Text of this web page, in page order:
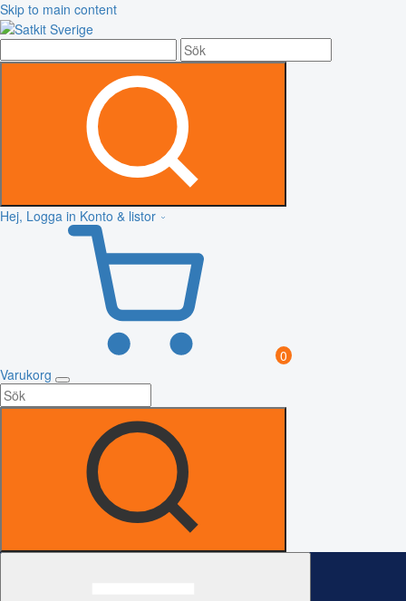
Skip to main content
Hej, Logga in Konto & listor
0
Varukorg